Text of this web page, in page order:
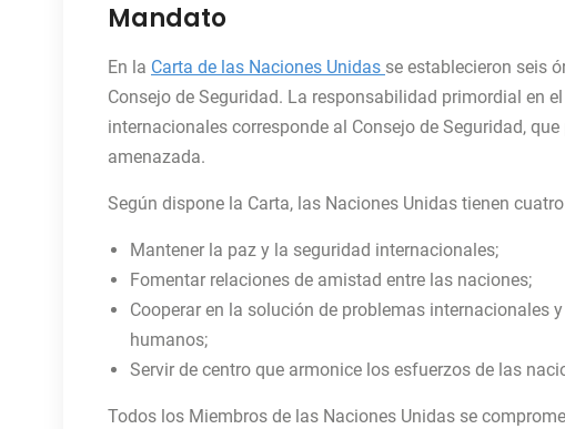
Mandato
En la Carta de las Naciones Unidas se establecieron seis
Consejo de Seguridad. La responsabilidad primordial en
internacionales corresponde al Consejo de Seguridad,
amenazada.
Según dispone la Carta, las Naciones Unidas tienen
Mantener la paz y la seguridad internacionales;
Fomentar relaciones de amistad entre las naciones;
Cooperar en la solución de problemas internacionales
humanos;
Servir de centro que armonice los esfuerzos de las
Todos los Miembros de las Naciones Unidas se